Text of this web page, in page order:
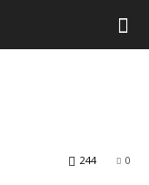
0
244